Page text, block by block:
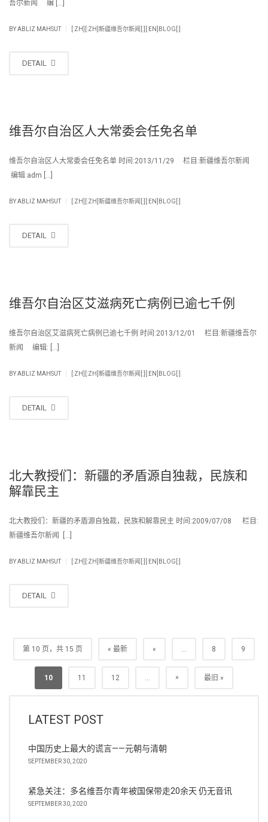
吾尔新闻 编 […]
BYABLIZ MAHSUT [:ZH][:ZH]新疆维吾尔新闻[:][:EN]BLOG[:]
DETAIL
维吾尔自治区人大常委会任免名单
维吾尔自治区人大常委会任免名单 时间:2013/11/29 栏目:新疆维吾尔新闻
编辑:adm […]
BYABLIZ MAHSUT [:ZH][:ZH]新疆维吾尔新闻[:][:EN]BLOG[:]
DETAIL
维吾尔自治区艾滋病死亡病例已逾七千例
维吾尔自治区艾滋病死亡病例已逾七千例 时间:2013/12/01 栏目:新疆维吾尔
新闻 编辑: […]
BYABLIZ MAHSUT [:ZH][:ZH]新疆维吾尔新闻[:][:EN]BLOG[:]
DETAIL
北大教授们：新疆的矛盾源自独裁，民族和
解靠民主
北大教授们：新疆的矛盾源自独裁，民族和解靠民主 时间:2009/07/08 栏目:
新疆维吾尔新闻 […]
BYABLIZ MAHSUT [:ZH][:ZH]新疆维吾尔新闻[:][:EN]BLOG[:]
DETAIL
第 10 页，共 15 页 « 最新 « ... 8 9
10 11 12 ... » 最旧 »
LATEST POST
中国历史上最大的谎言——元朝与清朝
SEPTEMBER 30, 2020
紧急关注：多名维吾尔青年被国保带走20余天 仍无音讯
SEPTEMBER 30, 2020